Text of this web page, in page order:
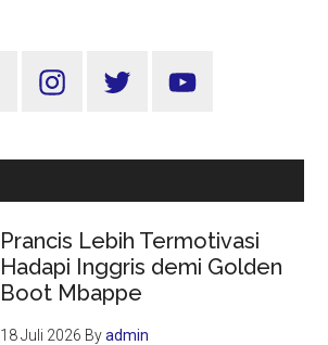
Prancis Lebih Termotivasi
Hadapi Inggris demi Golden
Boot Mbappe
18 Juli 2026 Byadmin